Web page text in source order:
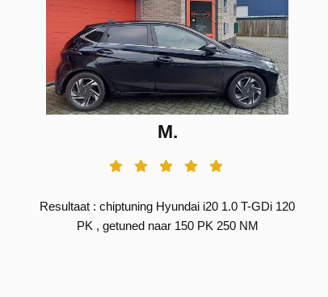
M.
Resultaat : chiptuning Hyundai i20 1.0 T-GDi 120
PK , getuned naar 150 PK 250 NM